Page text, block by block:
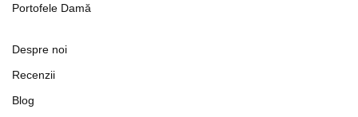
Portofele Damă
Despre noi
Recenzii
Blog